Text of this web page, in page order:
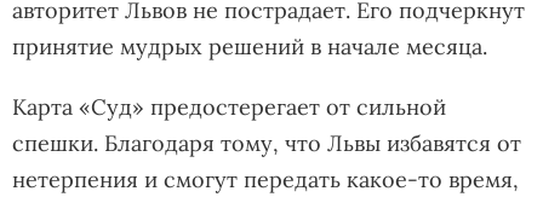
авторитет Львов не пострадает. Его подчеркнут
принятие мудрых решений в начале месяца.
Карта «Суд» предостерегает от сильной
спешки. Благодаря тому, что Львы избавятся от
нетерпения и смогут передать какое-то время,